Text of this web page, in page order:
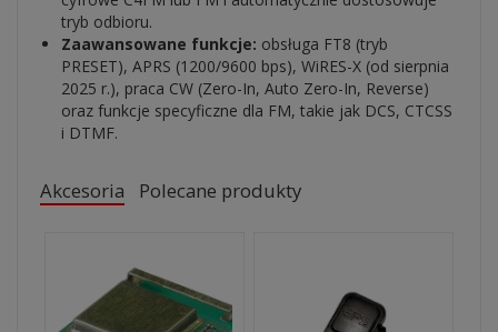
tryb odbioru.
Zaawansowane funkcje: obsługa FT8 (tryb
PRESET), APRS (1200/9600 bps), WiRES-X (od sierpnia
2025 r.), praca CW (Zero-In, Auto Zero-In, Reverse)
oraz funkcje specyficzne dla FM, takie jak DCS, CTCSS
i DTMF.
Akcesoria Polecane produkty